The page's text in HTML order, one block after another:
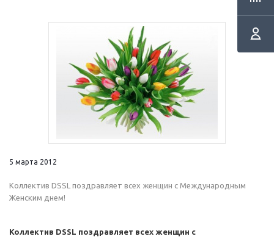
5 марта 2012
Коллектив DSSL поздравляет всех женщин с Международным
Женским днем!
Коллектив DSSL поздравляет всех женщин с